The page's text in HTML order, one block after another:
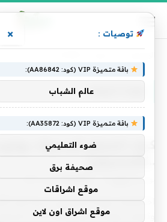
TWITTER
كيف تتصفح فيسبوك
..كالمحترفين
بواسطة
اختصارات لوحة المفاتيح تبسط علينا
وتجعل عملية التصفح واستخدام
توصيات : ×
باقة متميزة VIP (كود: AA86842):
عالم الشباب
باقة متميزة VIP (كود: AA35872):
ضوء التعليمي
صحيفة برق
موقع اشراقات
موقع اشراق اون لاين